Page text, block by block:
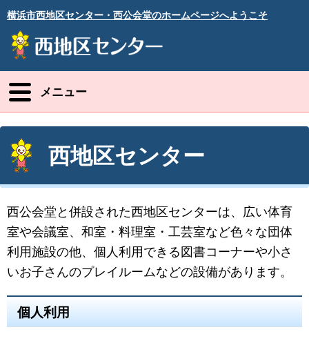
横浜市西地区センター・西公会堂のホームページへようこそ
メニュー
西地区センター
西公会堂と併設された西地区センターは、広い体育
室や会議室、和室・料理室・工芸室など色々な団体
利用施設の他、個人利用できる図書コーナーや小さ
いお子さんのプレイルームなどの設備があります。
個人利用